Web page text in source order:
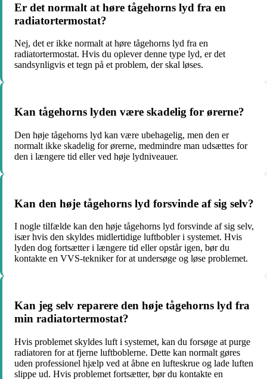
Er det normalt at høre tågehorns lyd fra en
radiatortermostat?
Nej, det er ikke normalt at høre tågehorns lyd fra en
radiatortermostat. Hvis du oplever denne type lyd, er det
sandsynligvis et tegn på et problem, der skal løses.
Kan tågehorns lyden være skadelig for ørerne?
Den høje tågehorns lyd kan være ubehagelig, men den er
normalt ikke skadelig for ørerne, medmindre man udsættes for
den i længere tid eller ved høje lydniveauer.
Kan den høje tågehorns lyd forsvinde af sig selv?
I nogle tilfælde kan den høje tågehorns lyd forsvinde af sig selv,
især hvis den skyldes midlertidige luftbobler i systemet. Hvis
lyden dog fortsætter i længere tid eller opstår igen, bør du
kontakte en VVS-tekniker for at undersøge og løse problemet.
Kan jeg selv reparere den høje tågehorns lyd fra
min radiatortermostat?
Hvis problemet skyldes luft i systemet, kan du forsøge at purge
radiatoren for at fjerne luftboblerne. Dette kan normalt gøres
uden professionel hjælp ved at åbne en lufteskrue og lade luften
slippe ud. Hvis problemet fortsætter, bør du kontakte en